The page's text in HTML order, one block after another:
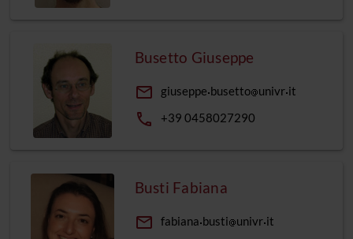
Busetto Giuseppe
email giuseppe busetto univr it
phone +39 0458027290
Busti Fabiana
email fabiana busti univr it